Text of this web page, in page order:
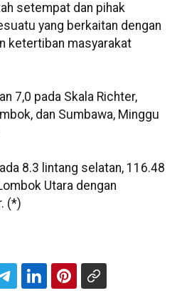
setempat dan pihak
yang berkaitan dengan
ketertiban masyarakat
7,0 pada Skala Richter,
dan Sumbawa, Minggu
8.3 lintang selatan, 116.48
Utara dengan
(*)